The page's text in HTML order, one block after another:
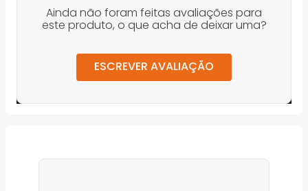
Ainda não foram feitas avaliações para
este produto, o que acha de deixar uma?
ESCREVER AVALIAÇÃO